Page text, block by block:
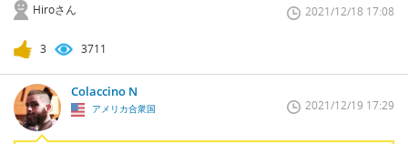
Hiroさん 2021/12/18 17:08
3 3711
Colaccino N
アメリカ合衆国 2021/12/19 17:29